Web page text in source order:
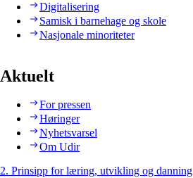
Digitalisering
Samisk i barnehage og skole
Nasjonale minoriteter
Aktuelt
For pressen
Høringer
Nyhetsvarsel
Om Udir
2. Prinsipp for læring, utvikling og danning